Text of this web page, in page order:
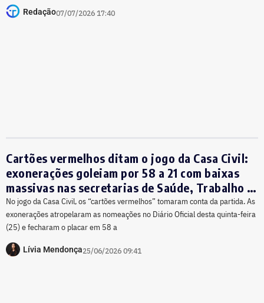
Redação07/07/2026 17:40
Cartões vermelhos ditam o jogo da Casa Civil:
exonerações goleiam por 58 a 21 com baixas
massivas nas secretarias de Saúde, Trabalho e
Infraestrutura
No jogo da Casa Civil, os “cartões vermelhos” tomaram conta da partida. As
exonerações atropelaram as nomeações no Diário Oficial desta quinta-feira
(25) e fecharam o placar em 58 a
Lívia Mendonça25/06/2026 09:41